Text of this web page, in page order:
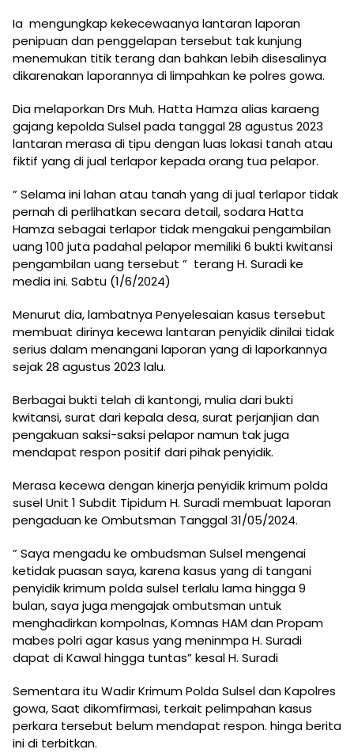
Ia mengungkap kekecewaanya lantaran laporan
penipuan dan penggelapan tersebut tak kunjung
menemukan titik terang dan bahkan lebih disesalinya
dikarenakan laporannya di limpahkan ke polres gowa.
Dia melaporkan Drs Muh. Hatta Hamza alias karaeng
gajang kepolda Sulsel pada tanggal 28 agustus 2023
lantaran merasa di tipu dengan luas lokasi tanah atau
fiktif yang di jual terlapor kepada orang tua pelapor.
” Selama ini lahan atau tanah yang di jual terlapor tidak
pernah di perlihatkan secara detail, sodara Hatta
Hamza sebagai terlapor tidak mengakui pengambilan
uang 100 juta padahal pelapor memiliki 6 bukti kwitansi
pengambilan uang tersebut ” terang H. Suradi ke
media ini. Sabtu (1/6/2024)
Menurut dia, lambatnya Penyelesaian kasus tersebut
membuat dirinya kecewa lantaran penyidik dinilai tidak
serius dalam menangani laporan yang di laporkannya
sejak 28 agustus 2023 lalu.
Berbagai bukti telah di kantongi, mulia dari bukti
kwitansi, surat dari kepala desa, surat perjanjian dan
pengakuan saksi-saksi pelapor namun tak juga
mendapat respon positif dari pihak penyidik.
Merasa kecewa dengan kinerja penyidik krimum polda
susel Unit 1 Subdit Tipidum H. Suradi membuat laporan
pengaduan ke Ombutsman Tanggal 31/05/2024.
” Saya mengadu ke ombudsman Sulsel mengenai
ketidak puasan saya, karena kasus yang di tangani
penyidik krimum polda sulsel terlalu lama hingga 9
bulan, saya juga mengajak ombutsman untuk
menghadirkan kompolnas, Komnas HAM dan Propam
mabes polri agar kasus yang meninmpa H. Suradi
dapat di Kawal hingga tuntas” kesal H. Suradi
Sementara itu Wadir Krimum Polda Sulsel dan Kapolres
gowa, Saat dikomfirmasi, terkait pelimpahan kasus
perkara tersebut belum mendapat respon. hinga berita
ini di terbitkan.